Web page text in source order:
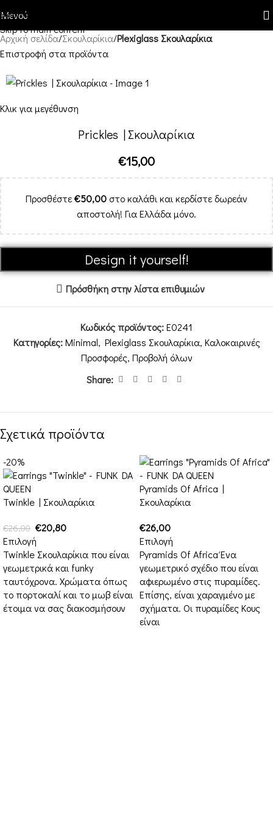
Skip to navigation
Skip to main content
Μενού
Αρχική σελίδα Σκουλαρίκια Plexiglass Σκουλαρίκια
Επιστροφή στα προϊόντα
Κλικ για μεγέθυνση
Prickles | Σκουλαρίκια
€15,00
Προσθέστε€50,00στο καλάθι και κερδίστε δωρεάν
αποστολή! Για Ελλάδα μόνο.
Design it yourself!
Πρόσθήκη στην λίστα επιθυμιών
Κωδικός προϊόντος:E0241
Κατηγορίες: Minimal, Plexiglass Σκουλαρίκια, Καλοκαιρινές
Προσφορές, Προβολή όλων
Share:
Σχετικά προϊόντα
-20%
Twinkle | Σκουλαρίκια
€26,00 €20,80
Επιλογή
Twinkle Σκουλαρίκια που είναι
γεωμετρικά και funky
ταυτόχρονα. Χρώματα όπως
το πορτοκαλί και το μωβ είναι
έτοιμα να σας διακοσμήσουν
Pyramids Of Africa |
Σκουλαρίκια
€26,00
Επιλογή
Pyramids Of Africa Ένα
γεωμετρικό σχέδιο που είναι
αφιερωμένο στις πυραμίδες.
Επίσης, είναι χαραγμένο με
σχήματα. Οι πυραμίδες Κους
είναι